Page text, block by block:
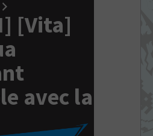
[Vita]
avec la